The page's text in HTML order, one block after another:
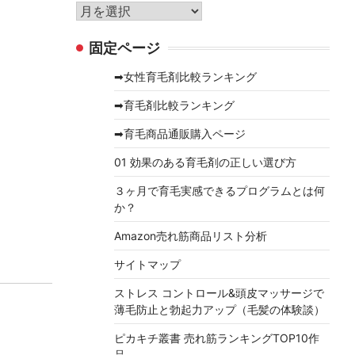
ー
ア
カ 固定ページ
➡女性育毛剤比較ランキング
➡育毛剤比較ランキング
➡育毛商品通販購入ページ
01 効果のある育毛剤の正しい選び方
３ヶ月で育毛実感できるプログラムとは何
か？
Amazon売れ筋商品リスト分析
サイトマップ
ストレス コントロール&頭皮マッサージで
薄毛防止と勃起力アップ（毛髪の体験談）
ピカキチ叢書 売れ筋ランキングTOP10作